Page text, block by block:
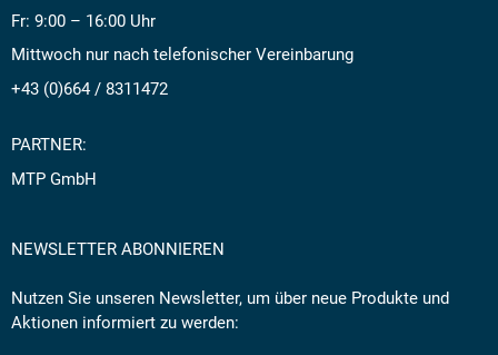
Fr: 9:00 – 16:00 Uhr
Mittwoch nur nach telefonischer Vereinbarung
+43 (0)664 / 8311472
PARTNER:
MTP GmbH
NEWSLETTER ABONNIEREN
Nutzen Sie unseren Newsletter, um über neue Produkte und
Aktionen informiert zu werden: